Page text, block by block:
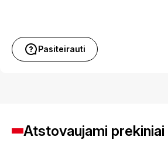
Pasiteirauti
Atstovaujami prekiniai